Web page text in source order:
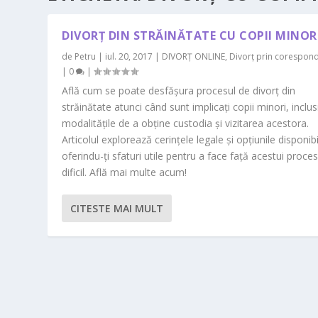
DIVORȚ DIN STRĂINĂTATE CU COPII
de Petru | iul. 20, 2017 | DIVORȚ ONLINE, Divorț prin
| 0 |
Află cum se poate desfășura procesul de divorț din
străinătate atunci când sunt implicați copii minori,
modalitățile de a obține custodia și vizitarea acestora.
Articolul explorează cerințele legale și opțiunile
oferindu-ți sfaturi utile pentru a face față acestui proces
dificil. Află mai multe acum!
CITESTE MAI MULT